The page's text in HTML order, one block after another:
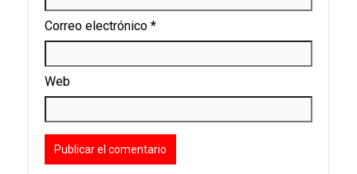
Correo electrónico *
Web